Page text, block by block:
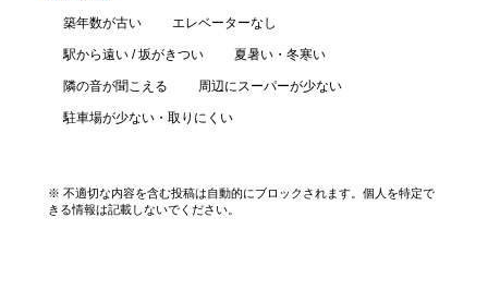
築年数が古い エレベーターなし
駅から遠い / 坂がきつい 夏暑い・冬寒い
隣の音が聞こえる 周辺にスーパーが少ない
駐車場が少ない・取りにくい
※ 不適切な内容を含む投稿は自動的にブロックされます。個人を特定で
きる情報は記載しないでください。